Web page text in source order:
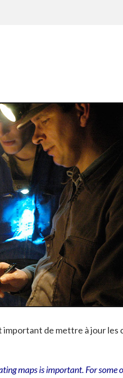
important de mettre à jour les
maps is important. For some